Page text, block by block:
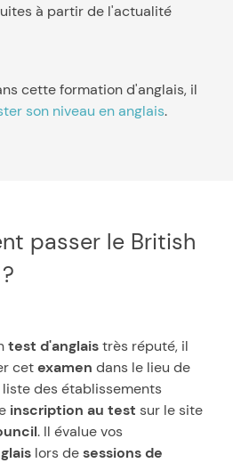
à partir de l'actualité
cette formation d'anglais, il
son niveau en anglais.
test d'anglaistrès réputé, il
cetexamen dans le lieu de
des établissements
inscription au test sur le site
. Il évalue vos
lors desessions de